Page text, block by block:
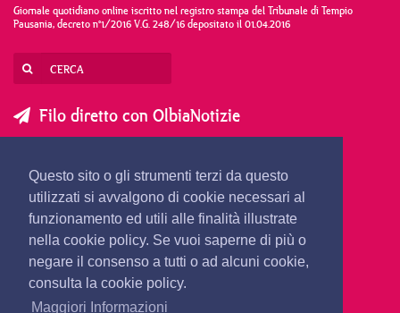
Questo sito o gli strumenti terzi da questo
utilizzati si avvalgono di cookie necessari al
funzionamento ed utili alle finalità illustrate
nella cookie policy. Se vuoi saperne di più o
negare il consenso a tutti o ad alcuni cookie,
consulta la cookie policy.
Maggiori Informazioni
Giornale quotidiano online iscritto nel registro stampa del Tribunale di Tempio
Pausania, decreto n°1/2016 V.G. 248/16 depositato il 01.04.2016
Filo diretto con OlbiaNotizie
SEGNALA UNA NOTIZIA
SEGNALA UN EVENTO
redazione@olbianotizie.it